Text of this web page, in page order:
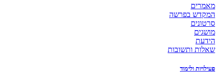
מאמרים
המקדש בפרשה
סרטונים
מושגים
הידעת
שאלות ותשובות
פעילויות ולימוד